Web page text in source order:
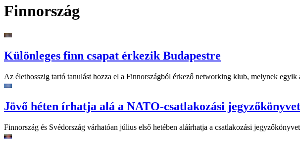
Finnország
Különleges finn csapat érkezik Budapestre
Az élethosszig tartó tanulást hozza el a Finnországból érkező networking klub, melynek
Jövő héten írhatja alá a NATO-csatlakozási
Finnország és Svédország várhatóan július első hetében aláírhatja a csatlakozási